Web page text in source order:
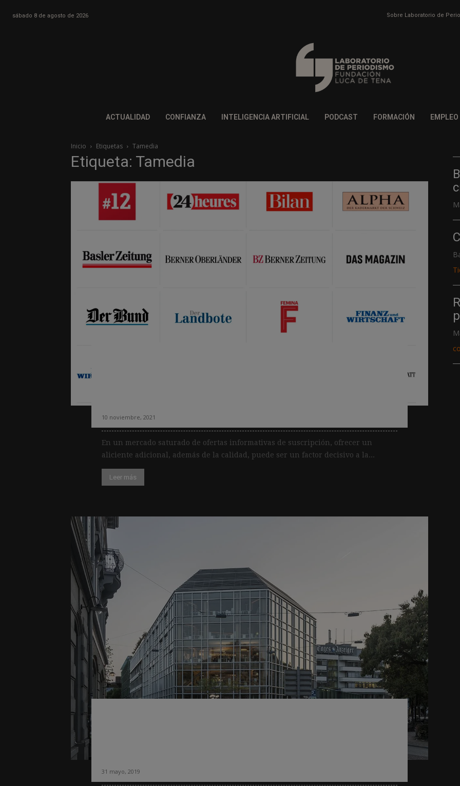
sábado 8 de agosto de 2026 Sobre Laboratorio de
ACTUALIDAD CONFIANZA INTELIGENCIA ARTIFICIAL PODCAST FORMACIÓN EMPLEO
Inicio Etiquetas Tamedia
Etiqueta: Tamedia
10 noviembre, 2021
En un mercado saturado de ofertas informativas de suscripción, ofrecer un
aliciente adicional, además de la calidad, puede ser un factor decisivo a la...
Leer más
31 mayo, 2019